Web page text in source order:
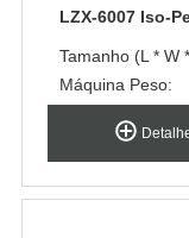
LZX-6007 Iso-
Tamanho (L * W
Máquina Peso: